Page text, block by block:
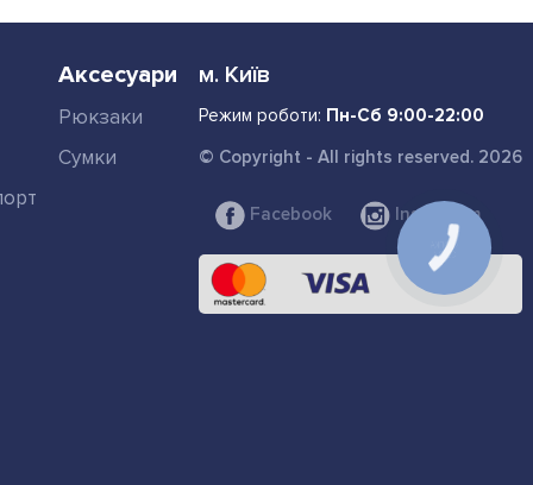
Аксесуари
Рюкзаки
Сумки
м. Київ
Режим роботи: Пн-Сб 9:00-22:00
© Copyright - All rights reserved. 2026
Facebook Instagram